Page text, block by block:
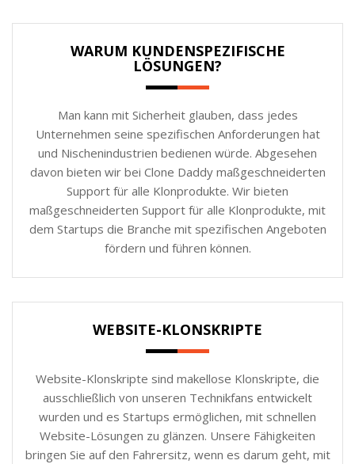
WARUM KUNDENSPEZIFISCHE
LÖSUNGEN?
Man kann mit Sicherheit glauben, dass jedes
Unternehmen seine spezifischen Anforderungen hat
und Nischenindustrien bedienen würde. Abgesehen
davon bieten wir bei Clone Daddy maßgeschneiderten
Support für alle Klonprodukte. Wir bieten
maßgeschneiderten Support für alle Klonprodukte, mit
dem Startups die Branche mit spezifischen Angeboten
fördern und führen können.
WEBSITE-KLONSKRIPTE
Website-Klonskripte sind makellose Klonskripte, die
ausschließlich von unseren Technikfans entwickelt
wurden und es Startups ermöglichen, mit schnellen
Website-Lösungen zu glänzen. Unsere Fähigkeiten
bringen Sie auf den Fahrersitz, wenn es darum geht, mit